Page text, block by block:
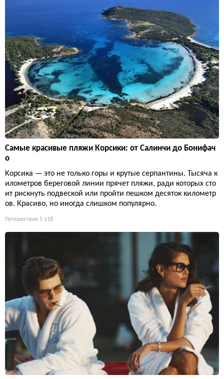
Самые красивые пляжи Корсики: от Салинчи до Бонифач
о
Корсика — это не только горы и крутые серпантины. Тысяча к
илометров береговой линии прячет пляжи, ради которых сто
ит рискнуть подвеской или пройти пешком десяток километр
ов. Красиво, но иногда слишком популярно.
Путешествия 5 118